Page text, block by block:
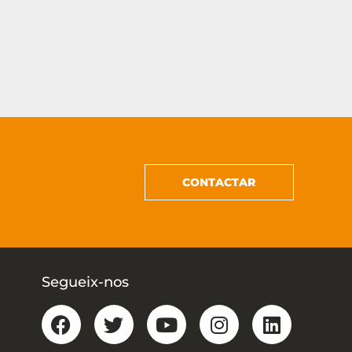
CONTACTAR
Segueix-nos